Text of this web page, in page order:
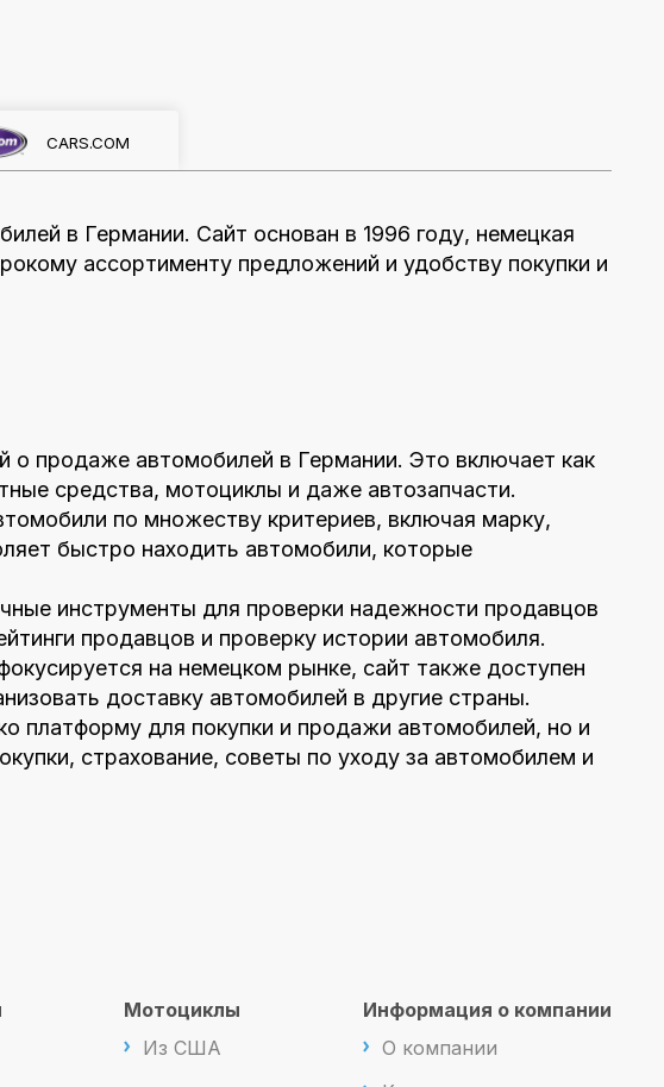
CARS.COM
в Германии. Сайт основан в 1996 году, немецкая
ассортименту предложений и удобству покупки и
о продаже автомобилей в Германии. Это включает как
средства, мотоциклы и даже автозапчасти.
по множеству критериев, включая марку,
быстро находить автомобили, которые
инструменты для проверки надежности продавцов
продавцов и проверку истории автомобиля.
на немецком рынке, сайт также доступен
доставку автомобилей в другие страны.
платформу для покупки и продажи автомобилей, но и
страхование, советы по уходу за автомобилем и
Мотоциклы
Из США
Информация о компании
О компании